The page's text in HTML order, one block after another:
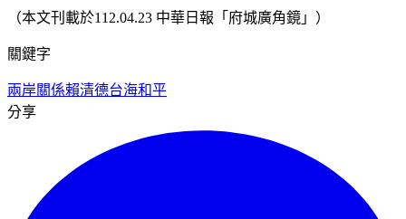
（本文刊載於112.04.23 中華日報「府城廣角鏡」）
關鍵字
兩岸關係賴清德台海和平
分享